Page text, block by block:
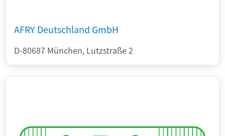
AFRY Deutschland GmbH
D-80687 München, Lutzstraße 2